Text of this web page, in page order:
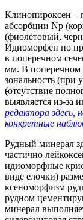
Клинопироксен –
абсорбции Np
(фиолетовый,
Идиоморфен по
в поперечном
мм. В поперечном
зональность (при
(отсутствие
выявляется из-за
редактора здесь,
конкретные
Рудный минерал
частично
идиоморфные
виде елочки)
ксеноморфизм
рудном
минерал